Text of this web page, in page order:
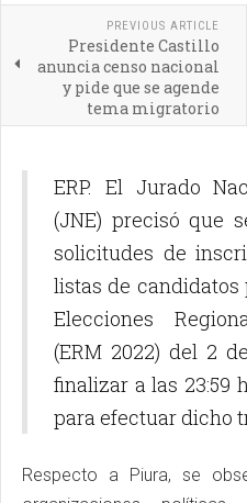
PREVIOUS ARTICLE
Presidente Castillo
anuncia censo nacional
y pide que se agende
tema migratorio
ERP. El Jurado
(JNE) precisó que
solicitudes de
listas de
Elecciones
(ERM 2022) del 2
finalizar a las 23:59
para efectuar dicho
Respecto a Piura, se